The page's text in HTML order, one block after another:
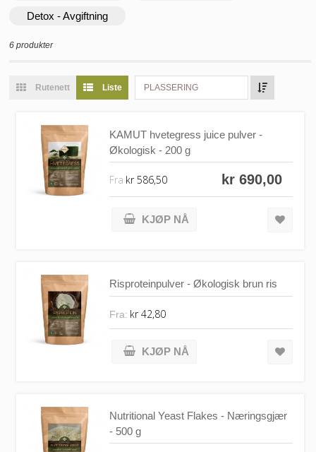
Detox - Avgiftning
6 produkter
Rutenett Liste PLASSERING
KAMUT hvetegress juice pulver -
Økologisk - 200 g
kr 690,00
Fra kr 586,50
KJØP NÅ
Risproteinpulver - Økologisk brun ris
Fra: kr 42,80
KJØP NÅ
Nutritional Yeast Flakes - Næringsgjær
- 500 g